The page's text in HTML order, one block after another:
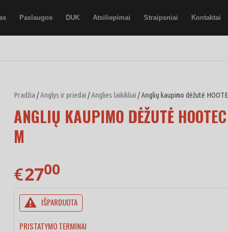
Paslaugos DUK Atsiliepimai Straipsniai Kontaktai
Pradžia /Anglys ir priedai /Anglies laikikliai / Anglių kaupimo dėžutė
ANGLIŲ KAUPIMO DĖŽUTĖ
M
€2700
IŠPARDUOTA
PRISTATYMO TERMINAI